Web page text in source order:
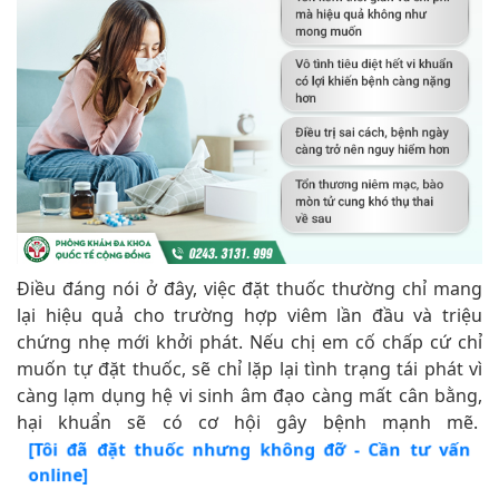
Điều đáng nói ở đây, việc đặt thuốc thường chỉ mang
lại hiệu quả cho trường hợp viêm lần đầu và triệu
chứng nhẹ mới khởi phát. Nếu chị em cố chấp cứ chỉ
muốn tự đặt thuốc, sẽ chỉ lặp lại tình trạng tái phát vì
càng lạm dụng hệ vi sinh âm đạo càng mất cân bằng,
hại khuẩn sẽ có cơ hội gây bệnh mạnh mẽ.
[Tôi đã đặt thuốc nhưng không đỡ - Cần tư vấn
online]